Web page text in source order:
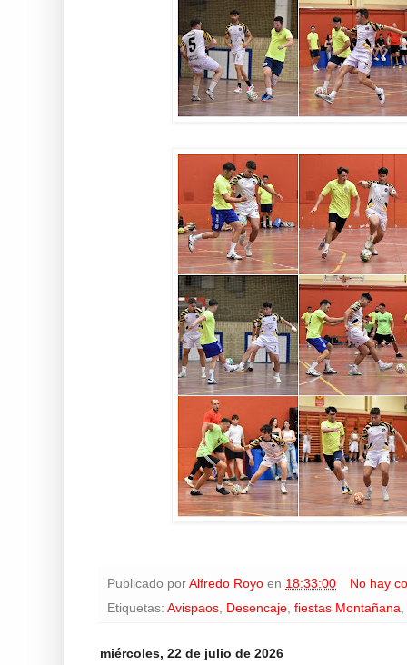
Publicado por Alfredo Royo en 18:33:00
No hay
Etiquetas: Avispaos Desencaje fiestas Montañana
miércoles, 22 de julio de 2026